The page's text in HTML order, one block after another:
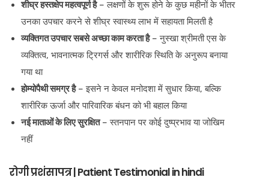
शीघ्र हस्तक्षेप महत्वपूर्ण है– लक्षणों के शुरू होने के कुछ महीनों के भीतर
उनका उपचार करने से शीघ्र स्वास्थ्य लाभ में सहायता मिलती है
व्यक्तिगत उपचार सबसे अच्छा काम करता है– नुस्खा श्रीमती एस के
व्यक्तित्व, भावनात्मक ट्रिगर्स और शारीरिक स्थिति के अनुरूप बनाया
गया था
होम्योपैथी समग्र है– इसने न केवल मनोदशा में सुधार किया, बल्कि
शारीरिक ऊर्जा और पारिवारिक बंधन को भी बहाल किया
नई माताओं के लिए सुरक्षित– स्तनपान पर कोई दुष्प्रभाव या जोखिम
नहीं
रोगी प्रशंसापत्र | Patient Testimonial in hindi